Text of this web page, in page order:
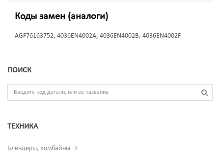
Коды замен (аналоги)
AGF76163752, 4036EN4002A, 4036EN4002B, 4036EN4002F
ПОИСК
ТЕХНИКА
Блендеры, комбайны